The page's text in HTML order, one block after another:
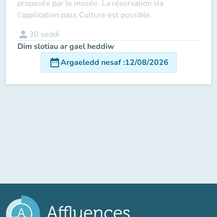
proposée par le musée. La réservation via
l'application pass Culture est possible.
person 30 seddi
Dim slotiau ar gael heddiw
date_rangeArgaeledd nesaf:12/08/2026